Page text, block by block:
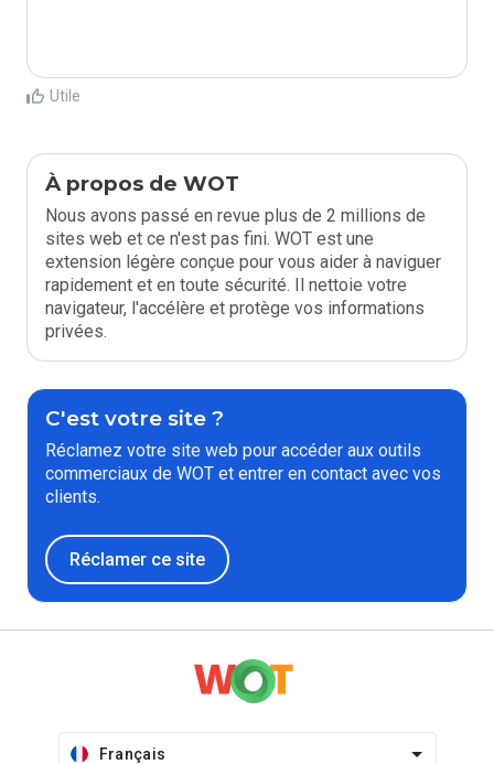
Utile
À propos de WOT
Nous avons passé en revue plus de 2 millions de
sites web et ce n'est pas fini. WOT est une
extension légère conçue pour vous aider à naviguer
rapidement et en toute sécurité. Il nettoie votre
navigateur, l'accélère et protège vos informations
privées.
C'est votre site ?
Réclamez votre site web pour accéder aux outils
commerciaux de WOT et entrer en contact avec vos
clients.
Réclamer ce site
Français